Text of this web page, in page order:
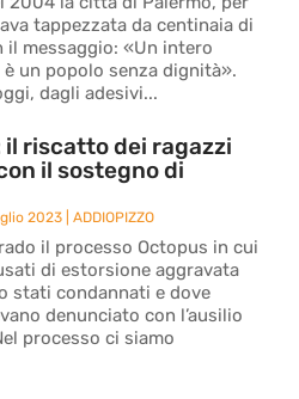
tappezzata da centinaia di
messaggio: «Un intero
un popolo senza dignità».
dagli adesivi...
il riscatto dei ragazzi
il sostegno di
2023 |ADDIOPIZZO
il processo Octopus in cui
di estorsione aggravata
stati condannati e dove
denunciato con l’ausilio
processo ci siamo